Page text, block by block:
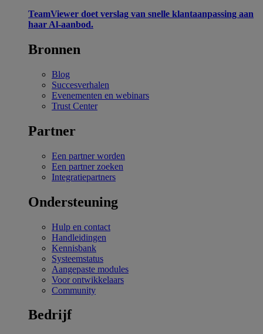
TeamViewer doet verslag van snelle klantaanpassing aan
haar Al-aanbod.
Bronnen
Blog
Succesverhalen
Evenementen en webinars
Trust Center
Partner
Een partner worden
Een partner zoeken
Integratiepartners
Ondersteuning
Hulp en contact
Handleidingen
Kennisbank
Systeemstatus
Aangepaste modules
Voor ontwikkelaars
Community
Bedrijf